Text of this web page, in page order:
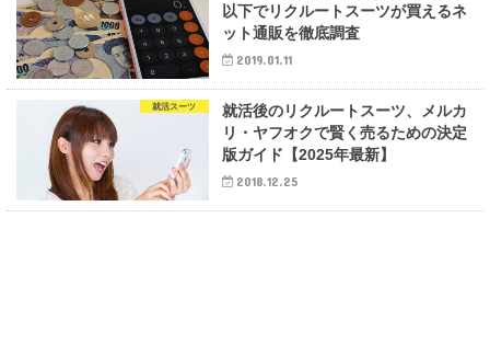
以下でリクルートスーツが買えるネ
ット通販を徹底調査
2019.01.11
就活スーツ
就活後のリクルートスーツ、メルカ
リ・ヤフオクで賢く売るための決定
版ガイド【2025年最新】
2018.12.25